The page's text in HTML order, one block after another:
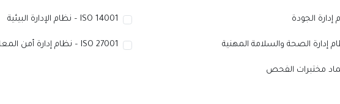
ISO 14001 – نظام الإدارة البيئية
ISO 27001 – نظام إدارة أمن المعلومات